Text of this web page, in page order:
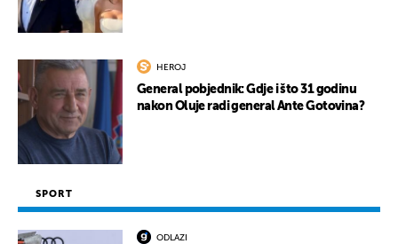
HEROJ
General pobjednik: Gdje i što 31 godinu
nakon Oluje radi general Ante Gotovina?
SPORT
ODLAZI